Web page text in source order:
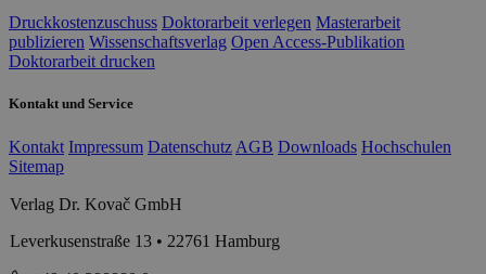
Druckkostenzuschuss Doktorarbeit verlegen Masterarbeit
publizieren Wissenschaftsverlag Open Access-Publikation
Doktorarbeit drucken
Kontakt und Service
Kontakt Impressum Datenschutz AGB Downloads Hochschulen
Sitemap
Verlag Dr. Kovač GmbH
Leverkusenstraße 13 • 22761 Hamburg